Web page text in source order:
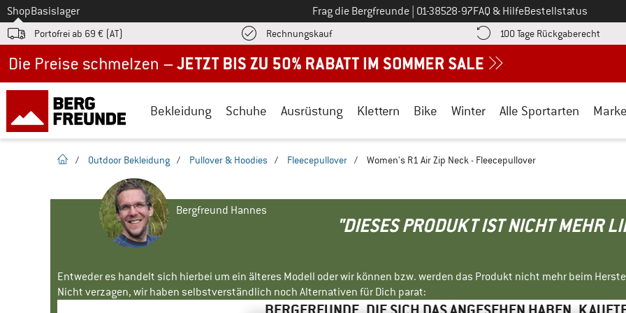
Zum
ShopBasislager Frag die Bergfreunde Ruf uns an unter
01-38528-97FAQ & HilfeBestellstatus
Portofrei ab 69 € (AT) RechnungskaufFinde die Zahlungs-Infos hier! Öffnet sich in einer Infobox
100 Tage Rückgaberecht
Bekleidung Schuhe Ausrüstung Klettern Bike Winter Alle Sportarten
Startseite
/ Outdoor Bekleidung / Pullover & Hoodies / Fleecepullover / Women's R1 Air Zip Neck - Fleecepullover
Bergfreund Hannes
"DIESES PRODUKT IST NICHT MEHR
Entweder es handelt sich hierbei um ein älteres Modell oder wir können bzw. werden das Produkt nicht mehr beim
Nicht verzagen, wir haben selbstverständlich noch Alternativen für Dich parat: